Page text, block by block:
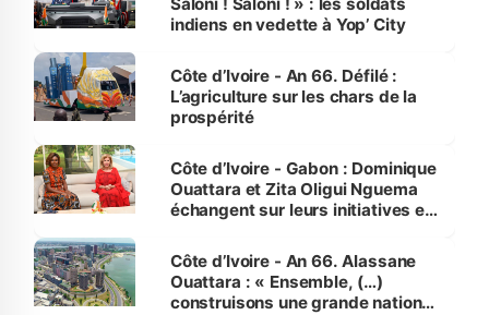
indiens en vedette à Yop’ City
Côte d’Ivoire - An 66. Défilé :
L’agriculture sur les chars de la
prospérité
Côte d’Ivoire - Gabon : Dominique
Ouattara et Zita Oligui Nguema
échangent sur leurs initiatives en
enfants
Côte d’Ivoire - An 66. Alassane
Ouattara : « Ensemble, (…)
construisons une grande nation